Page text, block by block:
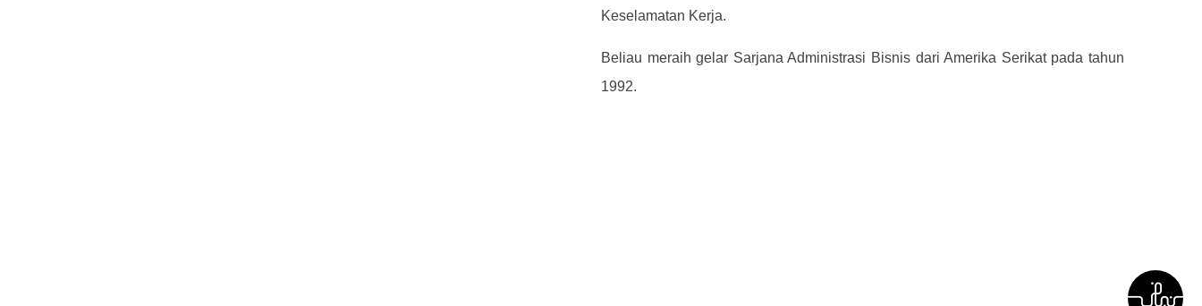
Keselamatan Kerja.
Beliau meraih gelar Sarjana Administrasi Bisnis dari Amerika Serikat pada tahun
1992.